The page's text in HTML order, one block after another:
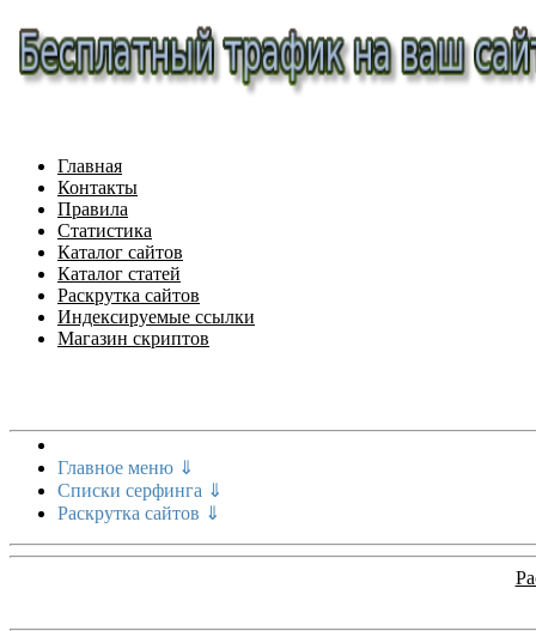
Главная
Контакты
Правила
Статистика
Каталог сайтов
Каталог статей
Раскрутка сайтов
Индексируемые ссылки
Магазин скриптов
Главное меню ⇓
Списки серфинга ⇓
Раскрутка сайтов ⇓